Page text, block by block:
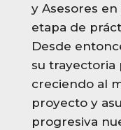
y Asesores en
etapa de
Desde
su trayectoria
creciendo al
proyecto y
progresiva